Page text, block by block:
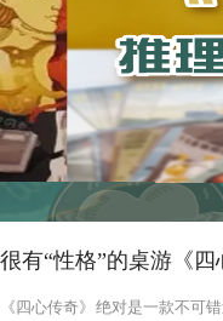
很有“性格”的桌游《
《四心传奇》绝对是一款不可